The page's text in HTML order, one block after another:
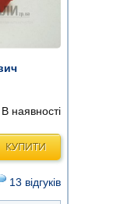
В наявності
КУПИТИ
13 відгуків